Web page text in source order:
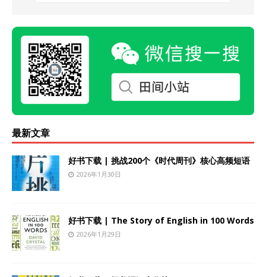
最新文章
好书下载 | 挑战200个《时代周刊》核心高频短语
2026年1月30日
好书下载 | The Story of English in 100 Words
2026年1月29日